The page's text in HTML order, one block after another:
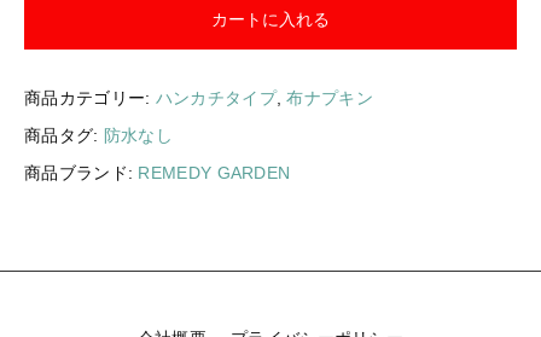
カートに入れる
商品カテゴリー: ハンカチタイプ,布ナプキン
商品タグ: 防水なし
商品ブランド: REMEDY GARDEN
ブログ
ご利用ガイド
ログイン